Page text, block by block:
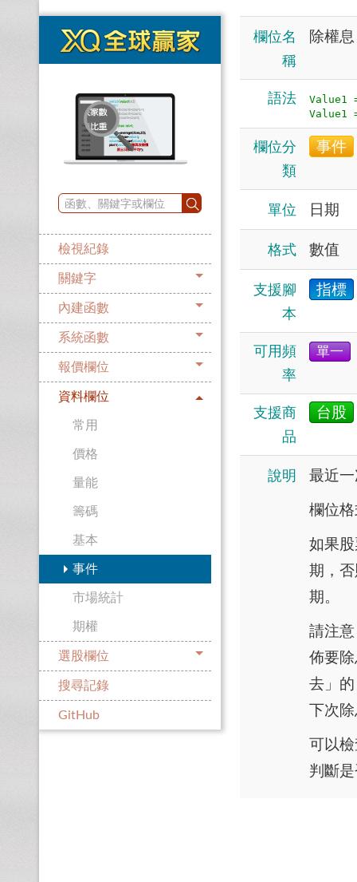
檢視紀錄
關鍵字
內建函數
系統函數
報價欄位
資料欄位
常用
價格
量能
籌碼
基本
事件
市場統計
期權
選股欄位
搜尋記錄
GitHub
欄位名
稱
除權
語法 Value1
欄位分
類
事件
單位 日期
格式 數值
支援腳
本
指標
可用頻
率
單一
支援商
品
台股
說明 最近
欄位
如果
期，
期。
請注
佈要
去」
下次
可以
判斷